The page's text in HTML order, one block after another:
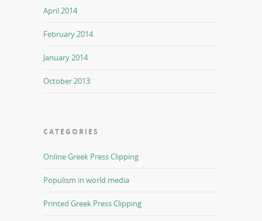
April 2014
February 2014
January 2014
October 2013
CATEGORIES
Online Greek Press Clipping
Populism in world media
Printed Greek Press Clipping